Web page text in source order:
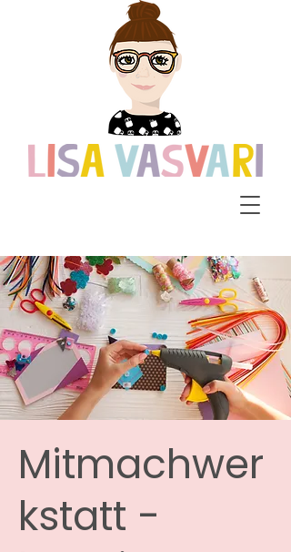
Mitmachwer
kstatt -